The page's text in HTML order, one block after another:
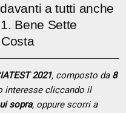
a tutti anche
Bene Sette
2021, composto da 8
interesse cliccando il
sopra, oppure scorri a